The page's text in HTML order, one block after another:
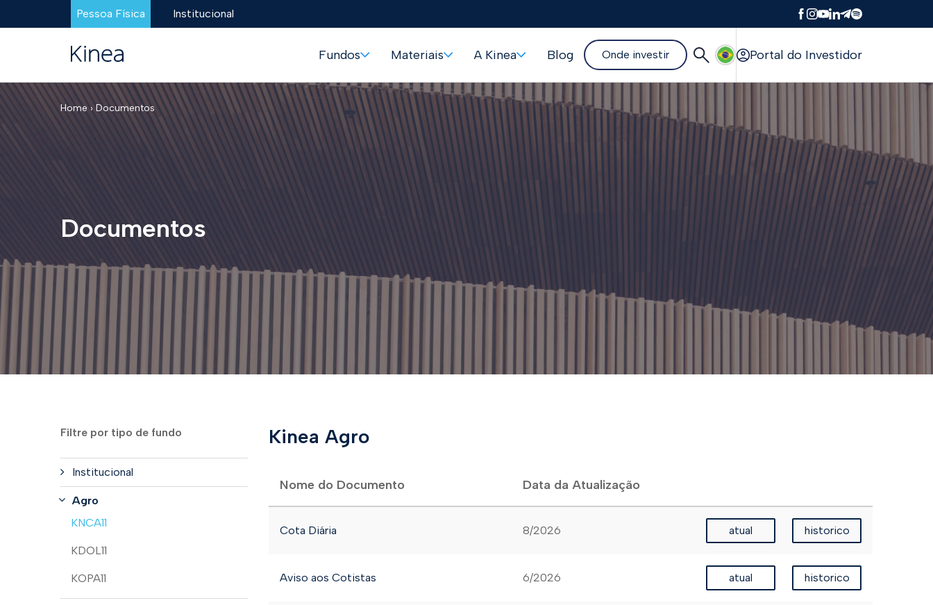
Pessoa Física Institucional
Fundos Materiais A Kinea Blog Onde investir Portal do Investidor
Home › Documentos
Documentos
Filtre por tipo de fundo
Institucional
Agro
KNCA11
KDOL11
KOPA11
Kinea Agro
Nome do Documento Data da Atualização
Cota Diária 8/2026 atual historico
Aviso aos Cotistas 6/2026 atual historico